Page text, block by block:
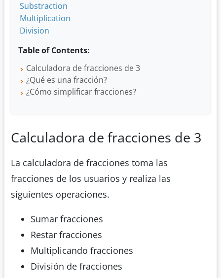
Substraction
Multiplication
Division
Table of Contents:
Calculadora de fracciones de 3
¿Qué es una fracción?
¿Cómo simplificar fracciones?
Calculadora de fracciones de 3
La calculadora de fracciones toma las
fracciones de los usuarios y realiza las
siguientes operaciones.
Sumar fracciones
Restar fracciones
Multiplicando fracciones
División de fracciones